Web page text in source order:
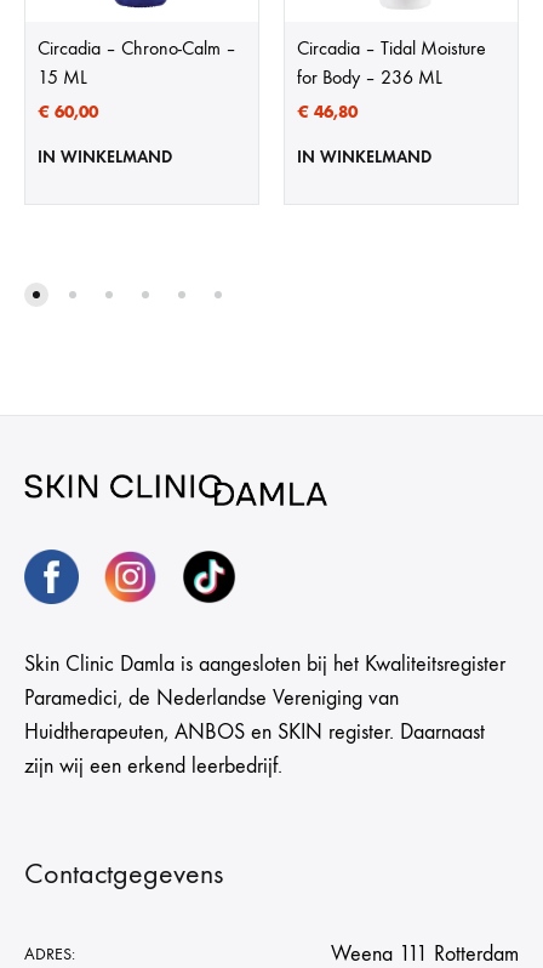
Circadia – Chrono-Calm –
15 ML
€ 60,00
IN WINKELMAND
Circadia – Tidal Moisture
for Body – 236 ML
€ 46,80
IN WINKELMAND
Skin Clinic Damla is aangesloten bij het Kwaliteitsregister
Paramedici, de Nederlandse Vereniging van
Huidtherapeuten, ANBOS en SKIN register. Daarnaast
zijn wij een erkend leerbedrijf.
Contactgegevens
ADRES: Weena 111 Rotterdam